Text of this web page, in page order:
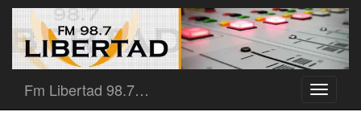
Toggle
Fm Libertad 98.7…